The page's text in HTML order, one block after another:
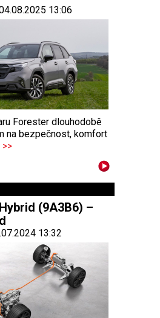
13:06
Forester dlouhodobě
na bezpečnost, komfort
>>
(9A3B6) –
13:32